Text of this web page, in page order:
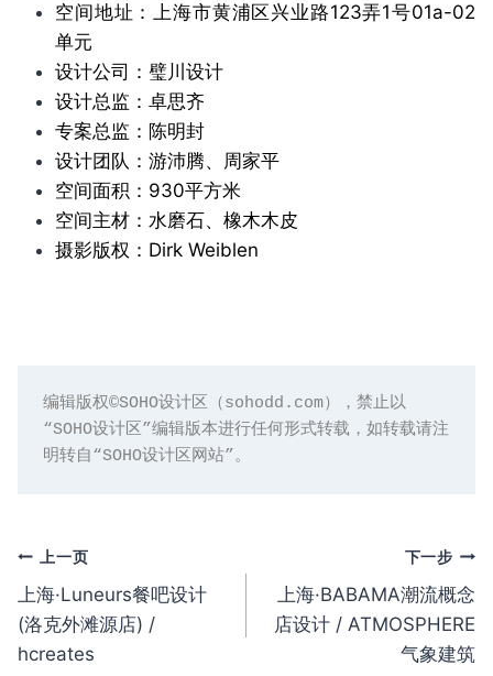
空间地址：上海市黄浦区兴业路123弄1号01a-02
单元
设计公司：璧川设计
设计总监：卓思齐
专案总监：陈明封
设计团队：游沛腾、周家平
空间面积：930平方米
空间主材：水磨石、橡木木皮
摄影版权：Dirk Weiblen
编辑版权©️SOHO设计区（sohodd.com），禁止以
“SOHO设计区”编辑版本进行任何形式转载，如转载请注
明转自“SOHO设计区网站”。
文
章
导
上一页
上海·Luneurs餐吧设计
(洛克外滩源店) /
hcreates
下一步
上海·BABAMA潮流概念
店设计 / ATMOSPHERE
气象建筑